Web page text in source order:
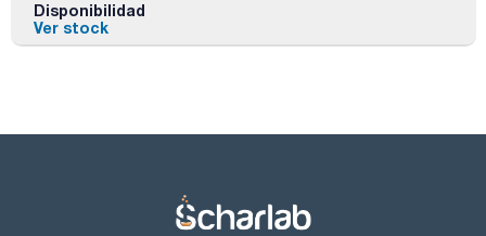
Disponibilidad
Ver stock